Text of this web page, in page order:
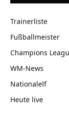
Trainerliste
Fußballmeister
Champions
WM-News
Nationalelf
Heute live